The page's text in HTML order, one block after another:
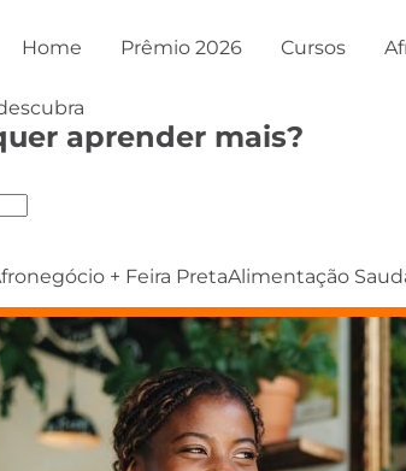
Home Prêmio 2026 Cursos
aprender mais?
+ Feira PretaAlimentação